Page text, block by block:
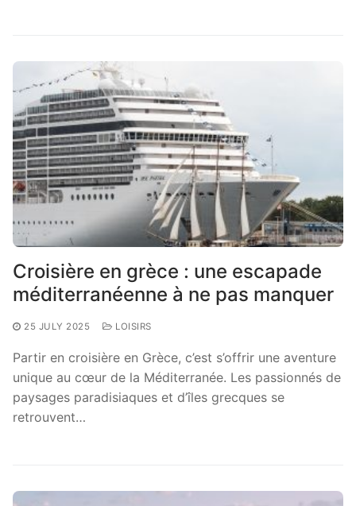
Croisière en grèce : une escapade
méditerranéenne à ne pas manquer
25 JULY 2025 LOISIRS
Partir en croisière en Grèce, c’est s’offrir une aventure
unique au cœur de la Méditerranée. Les passionnés de
paysages paradisiaques et d’îles grecques se
retrouvent…